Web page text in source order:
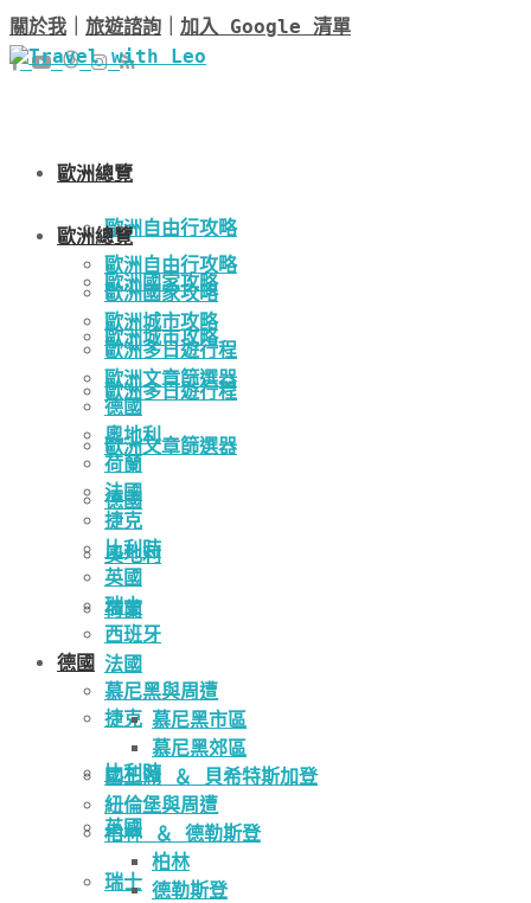
關於我 旅遊諮詢 加入 Google 清單
歐洲總覽
歐洲自由行攻略
歐洲國家攻略
歐洲城市攻略
歐洲多日遊行程
歐洲文章篩選器
德國
奧地利
荷蘭
法國
捷克
比利時
英國
瑞士
歐洲總覽
歐洲自由行攻略
歐洲國家攻略
歐洲城市攻略
歐洲多日遊行程
歐洲文章篩選器
德國
奧地利
荷蘭
法國
捷克
比利時
英國
瑞士
西班牙
德國
慕尼黑與周遭
慕尼黑市區
慕尼黑郊區
國王湖 ＆ 貝希特斯加登
紐倫堡與周遭
柏林 ＆ 德勒斯登
柏林
德勒斯登